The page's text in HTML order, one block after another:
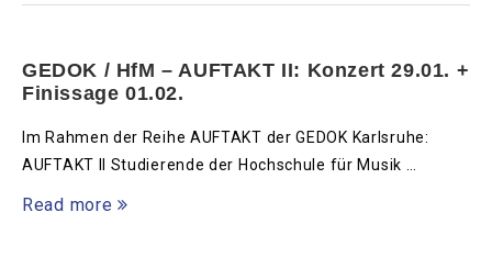
GEDOK / HfM – AUFTAKT II: Konzert 29.01. +
Finissage 01.02.
Im Rahmen der Reihe AUFTAKT der GEDOK Karlsruhe:
AUFTAKT II Studierende der Hochschule für Musik …
Read more